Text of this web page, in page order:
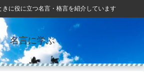
きに役に立つ名言・格言を紹介しています
名言に学ぶ